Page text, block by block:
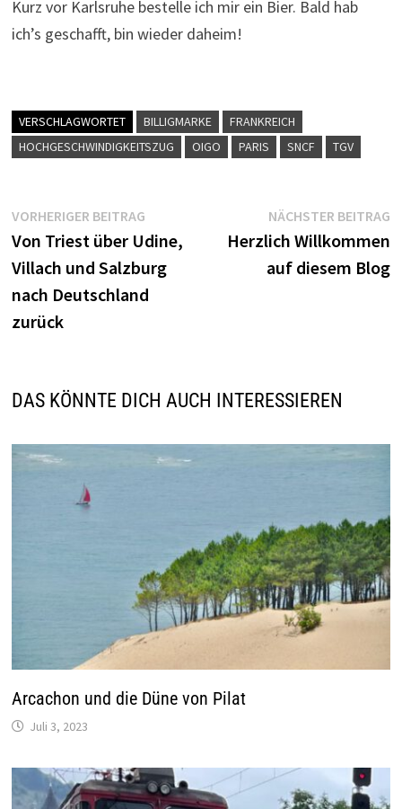
Kurz vor Karlsruhe bestelle ich mir ein Bier. Bald hab
ich’s geschafft, bin wieder daheim!
VERSCHLAGWORTET BILLIGMARKE
FRANKREICH
HOCHGESCHWINDIGKEITSZUG
OIGO PARIS SNCF TGV
Beitragsnavigation
VORHERIGER BEITRAGVorheriger
Beitrag:
Von Triest über Udine,
Villach und Salzburg
nach Deutschland
zurück
NÄCHSTER BEITRAG
Herzlich Willkommen
auf diesem Blog
DAS KÖNNTE DICH AUCH INTERESSIEREN
Arcachon und die Düne von Pilat
Juli 3, 2023